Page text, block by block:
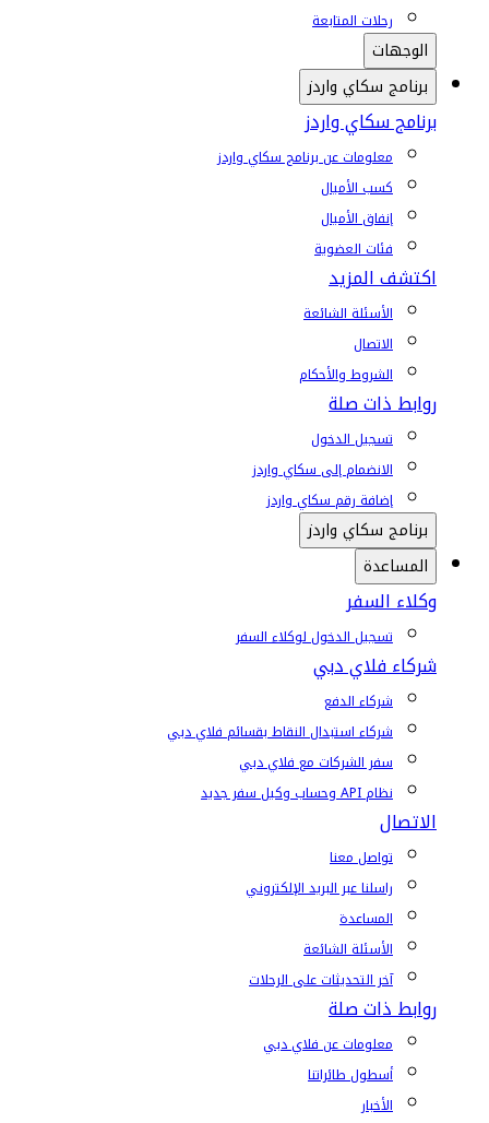
رحلات المتابعة
الوجهات
برنامج سكاي واردز
برنامج سكاي واردز
معلومات عن برنامج سكاي واردز
كسب الأميال
إنفاق الأميال
فئات العضوية
اكتشف المزيد
الأسئلة الشائعة
الاتصال
الشروط والأحكام
روابط ذات صلة
تسجيل الدخول
الانضمام إلى سكاي واردز
إضافة رقم سكاي واردز
برنامج سكاي واردز
المساعدة
وكلاء السفر
تسجيل الدخول لوكلاء السفر
شركاء فلاي دبي
شركاء الدفع
شركاء استبدال النقاط بقسائم فلاي دبي
سفر الشركات مع فلاي دبي
نظام API وحساب وكيل سفر جديد
الاتصال
تواصل معنا
راسلنا عبر البريد الإلكتروني
المساعدة
الأسئلة الشائعة
آخر التحديثات على الرحلات
روابط ذات صلة
معلومات عن فلاي دبي
أسطول طائراتنا
الأخبار